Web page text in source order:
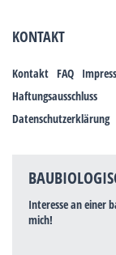
KONTAKT
Kontakt FAQ
Haftungsausschluss
Datenschutzerklärung
Interesse an einer
mich!